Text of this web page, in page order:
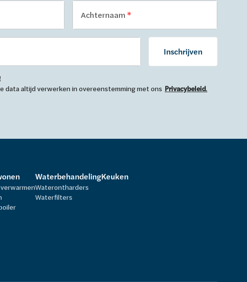
Achternaam
Inschrijven
data altijd verwerken in overeenstemming met ons Privacybeleid.
Waterbehandeling
Waterontharders
Waterfilters
Keuken